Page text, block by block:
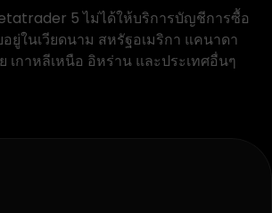
5 ไม่ได้ให้บริการบัญชีการซื้อ
ยู่ในเวียดนาม สหรัฐอเมริกา แคนาดา
เกาหลีเหนือ อิหร่าน และประเทศอื่นๆ